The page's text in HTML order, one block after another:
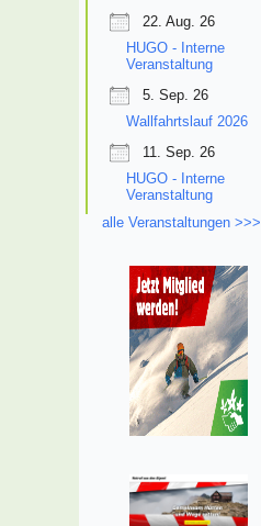
22. Aug. 26
HUGO - Interne
Veranstaltung
5. Sep. 26
Wallfahrtslauf 2026
11. Sep. 26
HUGO - Interne
Veranstaltung
alle Veranstaltungen >>>